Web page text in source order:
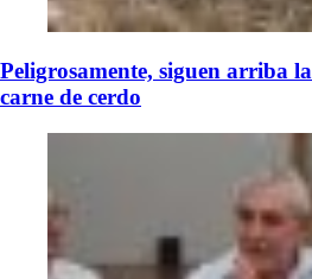
Peligrosamente, siguen arriba
carne de cerdo